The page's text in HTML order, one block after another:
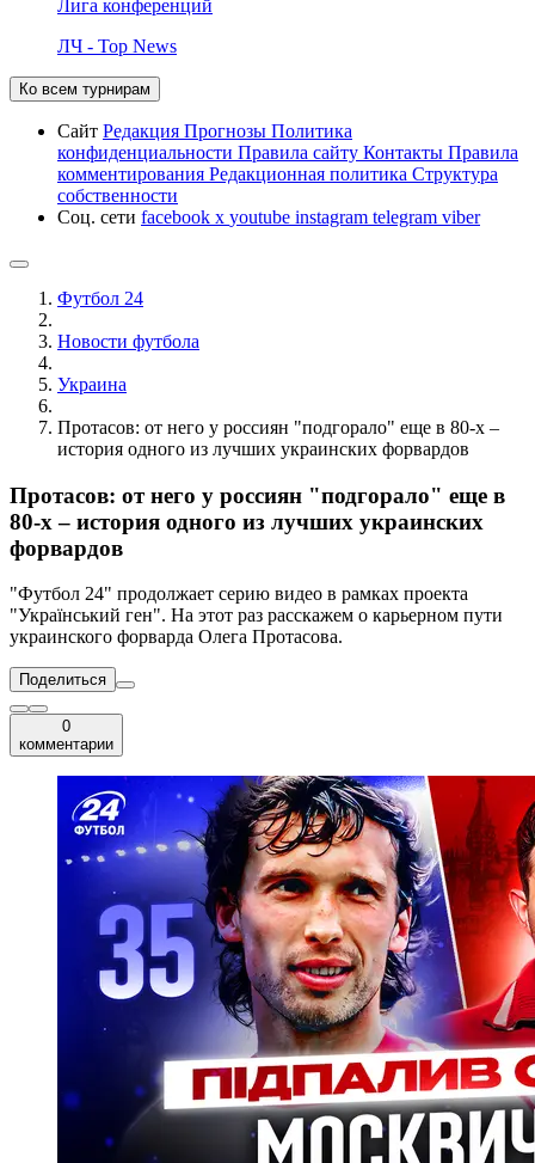
Лига конференций
ЛЧ - Top News
Ко всем турнирам
Сайт Редакция Прогнозы Политика
конфиденциальности Правила сайту Контакты Правила
комментирования Редакционная политика Структура
собственности
Соц. сети facebook x youtube instagram telegram viber
Футбол 24
Новости футбола
Украина
Протасов: от него у россиян "подгорало" еще в 80-х –
история одного из лучших украинских форвардов
Протасов: от него у россиян "подгорало" еще в
80-х – история одного из лучших украинских
форвардов
"Футбол 24" продолжает серию видео в рамках проекта
"Український ген". На этот раз расскажем о карьерном пути
украинского форварда Олега Протасова.
Поделиться
0
комментарии